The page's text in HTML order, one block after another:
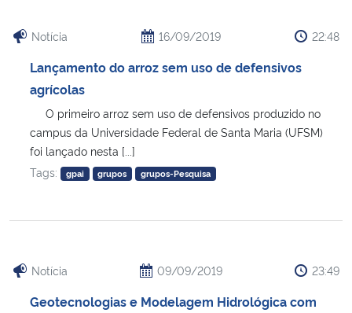
Notícia 16/09/2019 22:48
Lançamento do arroz sem uso de defensivos
agrícolas
O primeiro arroz sem uso de defensivos produzido no
campus da Universidade Federal de Santa Maria (UFSM)
foi lançado nesta [...]
Tags:
gpai grupos grupos-Pesquisa
Notícia 09/09/2019 23:49
Geotecnologias e Modelagem Hidrológica com